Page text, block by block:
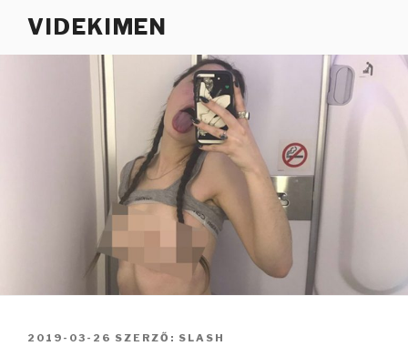
VIDEKIMEN
BEKÜLDVE:
2019-03-26 SZERZŐ: SLASH